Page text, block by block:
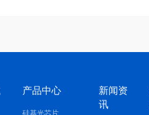
产品中心
硅基光芯片
新闻资
讯